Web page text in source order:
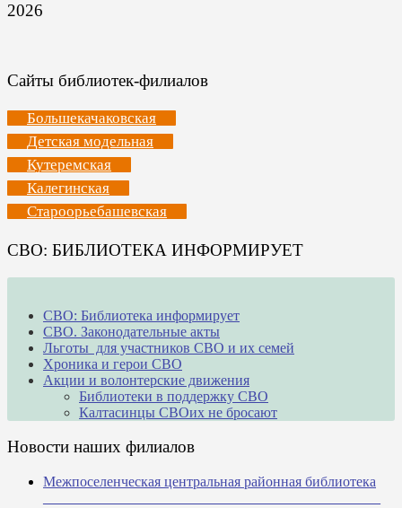
2026
Сайты библиотек-филиалов
Большекачаковская
Детская модельная
Кутеремская
Калегинская
Староорьебашевская
СВО: БИБЛИОТЕКА ИНФОРМИРУЕТ
СВО: Библиотека информирует
СВО. Законодательные акты
Льготы для участников СВО и их семей
Хроника и герои СВО
Акции и волонтерские движения
Библиотеки в поддержку СВО
Калтасинцы СВОих не бросают
Новости наших филиалов
Межпоселенческая центральная районная библиотека